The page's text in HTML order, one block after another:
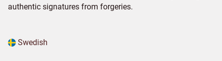
authentic signatures from forgeries.
Swedish